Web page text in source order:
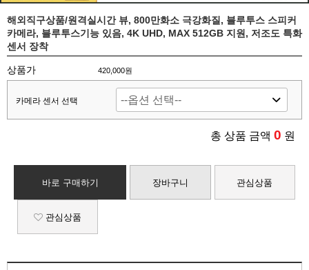
해외직구상품/원격실시간 뷰, 800만화소 극강화질, 블루투스 스피커
카메라, 블루투스기능 있음, 4K UHD, MAX 512GB 지원, 저조도 특화
센서 장착
상품가 420,000원
카메라 센서 선택
총 상품 금액 0 원
바로 구매하기 장바구니 관심상품
관심상품